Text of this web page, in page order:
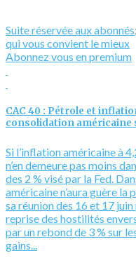
Suite réservée aux
qui vous convient le mieux
Abonnez vous en premium
CAC 40 : Pétrole et
consolidation américaine
Si l’inflation américaine à
n’en demeure pas moins
des 2 % visé par la Fed.
américaine n’aura guère
sa réunion des 16 et 17
reprise des hostilités
par un rebond de 3 % sur
gains...